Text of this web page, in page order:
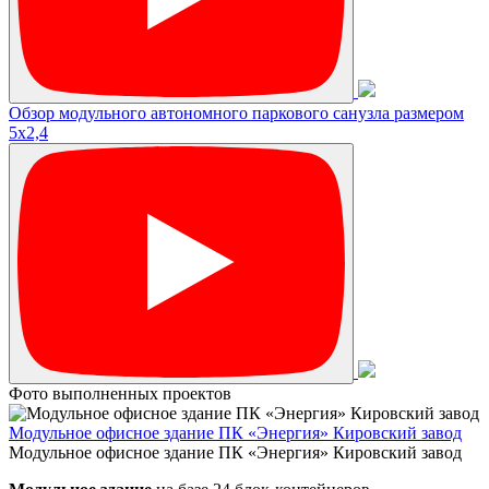
Обзор модульного автономного паркового санузла размером
5х2,4
Фото выполненных проектов
Модульное офисное здание ПК «Энергия» Кировский завод
Модульное офисное здание ПК «Энергия» Кировский завод